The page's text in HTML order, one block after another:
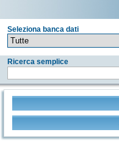
Seleziona banca dati
Ricerca semplice